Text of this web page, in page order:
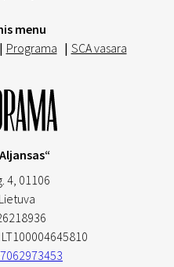
menu
| Programa | SCA vasara
4, 01106
Lietuva